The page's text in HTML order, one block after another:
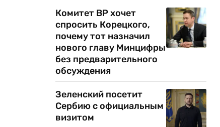
Комитет ВР хочет
спросить Корецкого,
почему тот назначил
нового главу Минцифры
без предварительного
обсуждения
Зеленский посетит
Сербию с официальным
визитом